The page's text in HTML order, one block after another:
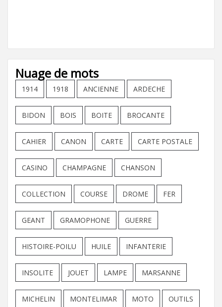
Nuage de mots
1914 1918 ANCIENNE ARDECHE
BIDON BOIS BOITE BROCANTE
CAHIER CANON CARTE CARTE POSTALE
CASINO CHAMPAGNE CHANSON
COLLECTION COURSE DROME FER
GEANT GRAMOPHONE GUERRE
HISTOIRE-POILU HUILE INFANTERIE
INSOLITE JOUET LAMPE MARSANNE
MICHELIN MONTELIMAR MOTO OUTILS